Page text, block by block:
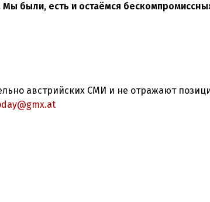
Мы были, есть и остаёмся
австрийских СМИ и не отражают